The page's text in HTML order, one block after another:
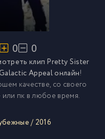
0 0
клип Pretty Sister
Appeal онлайн!
качестве, со своего
пк в любое время.
/ 2016